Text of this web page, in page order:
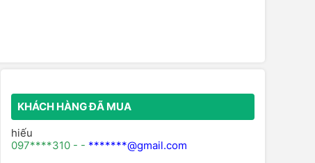
KHÁCH HÀNG ĐÃ MUA
hiếu
097****310 - - *******@gmail.com